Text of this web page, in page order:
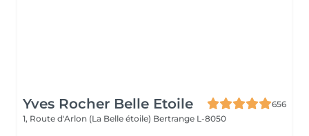
Yves Rocher Belle Etoile
656
1, Route d'Arlon (La Belle étoile) Bertrange L-8050